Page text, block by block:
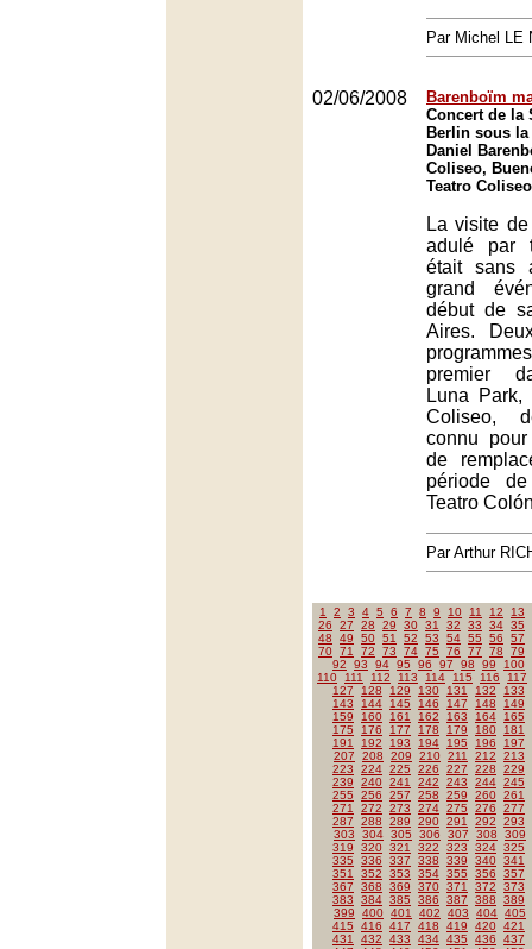
Par Michel LE
02/06/2008
Barenboïm
Concert de la
Berlin sous
Daniel
Coliseo,
Teatro
La visite de
adulé par
était sans
grand
début de
Aires.
premier
Luna
Coliseo,
connu
de
période
Teatro
Par Arthur
1 2 3 4 5 6 7 8 9 10 11 12
13
26
27 28 29 30 31 32 33 34 35
48
49 50 51 52 53 54 55 56
57
70 71 72 73 74 75 76 77 78
79
92
93 94 95 96 97 98 99
100
110
111 112 113 114 115 116
117
127
128 129 130 131 132
133
143
144 145 146 147 148
149
159
160 161 162 163 164
165
175
176 177 178 179 180
181
191
192 193 194 195 196
197
207
208 209 210 211 212
213
223
224 225 226 227 228
229
239
240 241 242 243 244 245
255
256 257 258 259 260 261
271
272 273 274 275 276
277
287
288 289 290 291 292
293
303
304 305 306 307 308
309
319
320 321 322 323 324 325
335
336 337 338 339 340 341
351
352 353 354 355 356
357
367
368 369 370 371 372
373
383
384 385 386 387 388
389
399
400 401 402 403 404 405
415
416 417 418 419 420 421
431
432 433 434 435 436
437